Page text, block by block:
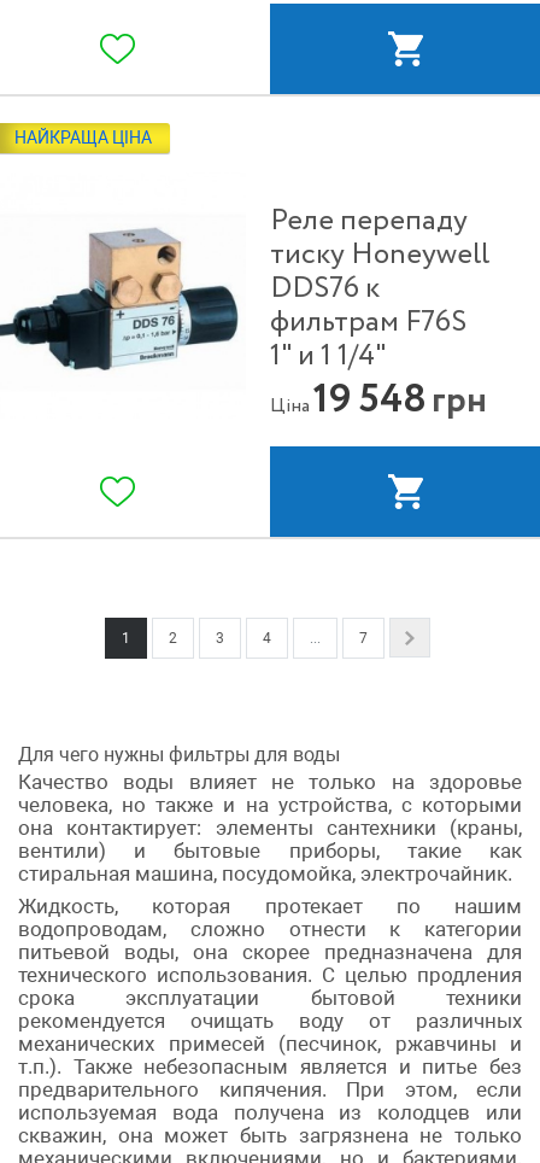
НАЙКРАЩА ЦІНА
Реле перепаду
тиску Honeywell
DDS76 к
фильтрам F76S
1" и 1 1/4"
Ціна19 548грн
1 2 3 4 ...
7
Next
Для чего нужны фильтры для воды
Качество воды влияет не только на здоровье
человека, но также и на устройства, с которыми
она контактирует: элементы сантехники (краны,
вентили) и бытовые приборы, такие как
стиральная машина, посудомойка, электрочайник.
Жидкость, которая протекает по нашим
водопроводам, сложно отнести к категории
питьевой воды, она скорее предназначена для
технического использования. С целью продления
срока эксплуатации бытовой техники
рекомендуется очищать воду от различных
механических примесей (песчинок, ржавчины и
т.п.). Также небезопасным является и питье без
предварительного кипячения. При этом, если
используемая вода получена из колодцев или
скважин, она может быть загрязнена не только